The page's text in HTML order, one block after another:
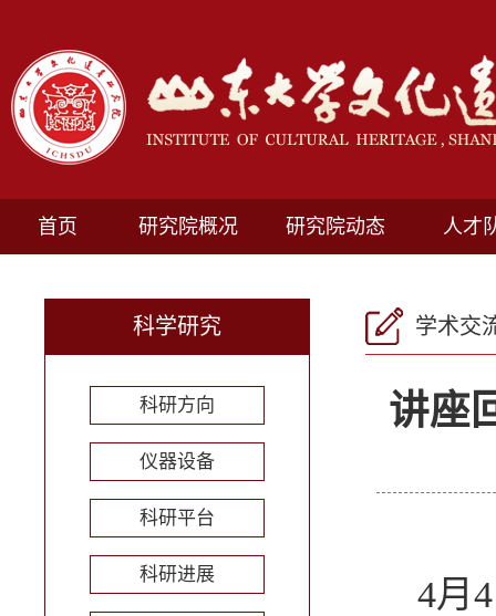
首页 研究院概况 研究院动态 人才
科学研究
科研方向
仪器设备
科研平台
科研进展
学术交
讲座
4月